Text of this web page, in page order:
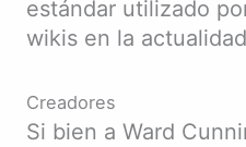
estándar utilizado
wikis en la
Creadores
Si bien a Ward